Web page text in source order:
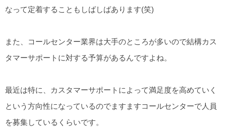
なって定着することもしばしばあります(笑)
また、コールセンター業界は大手のところが多いので結構カス
タマーサポートに対する予算があるんですよね。
最近は特に、カスタマーサポートによって満足度を高めていく
という方向性になっているのでますますコールセンターで人員
を募集しているくらいです。